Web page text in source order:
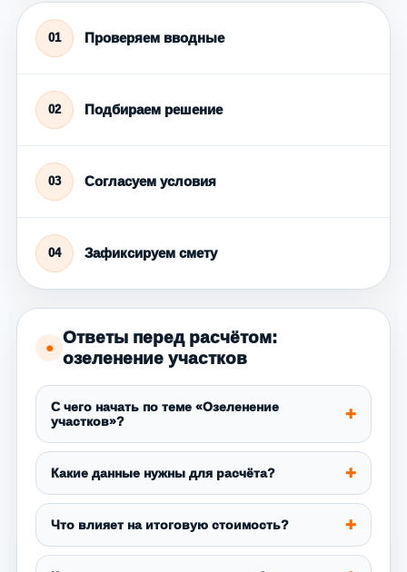
01 Проверяем вводные
02 Подбираем решение
03 Согласуем условия
04 Зафиксируем смету
●
Ответы перед расчётом:
озеленение участков
С чего начать по теме «Озеленение
участков»?
Какие данные нужны для расчёта?
Что влияет на итоговую стоимость?